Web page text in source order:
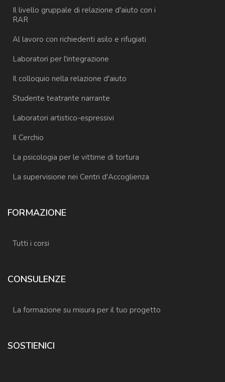
Il livello gruppale di relazione d'aiuto con i
RAR
Al lavoro con richiedenti asilo e rifugiati
Laboratori per l'integrazione
Il colloquio nella relazione d'aiuto
Studente teatrante narrante
Laboratori artistico-espressivi
Il Cerchio
La psicologia per le vittime di tortura
La supervisione nei Centri d'Accoglienza
FORMAZIONE
Tutti i corsi
CONSULENZE
La formazione su misura per il tuo progetto
SOSTIENICI